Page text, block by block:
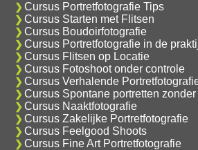
Cursus Portretfotografie Tips
Cursus Starten met Flitsen
Cursus Boudoirfotografie
Cursus Portretfotografie in de
Cursus Flitsen op Locatie
Cursus Fotoshoot onder controle
Cursus Verhalende
Cursus Spontane portretten
Cursus Naaktfotografie
Cursus Zakelijke Portretfotografie
Cursus Feelgood Shoots
Cursus Fine Art Portretfotografie